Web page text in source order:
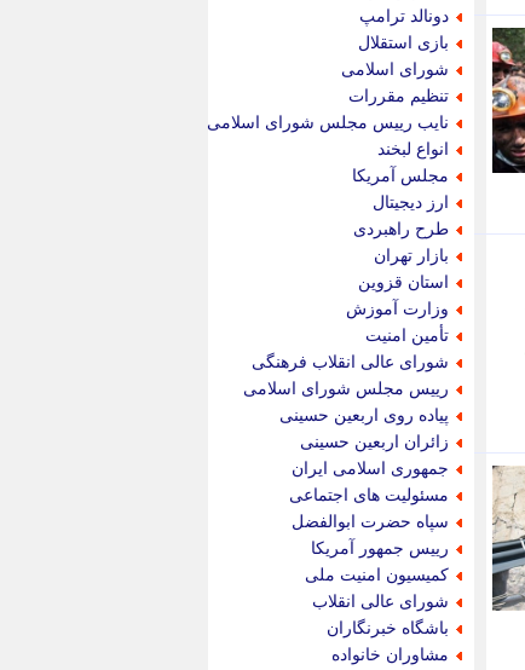
دونالد ترامپ
بازی استقلال
شورای اسلامی
تنظیم مقررات
نایب رییس مجلس شورای اسلامی
انواع لبخند
مجلس آمریکا
ارز دیجیتال
طرح راهبردی
بازار تهران
استان قزوین
وزارت آموزش
تأمین امنیت
شورای عالی انقلاب فرهنگی
رییس مجلس شورای اسلامی
پیاده روی اربعین حسینی
زائران اربعین حسینی
جمهوری اسلامی ایران
مسئولیت های اجتماعی
سپاه حضرت ابوالفضل
رییس جمهور آمریکا
کمیسیون امنیت ملی
شورای عالی انقلاب
باشگاه خبرنگاران
مشاوران خانواده